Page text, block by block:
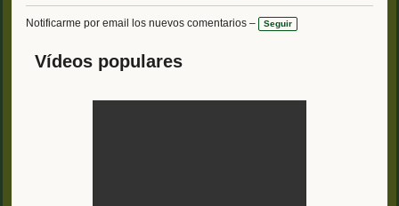
Notificarme por email los nuevos comentarios – Seguir
Vídeos populares